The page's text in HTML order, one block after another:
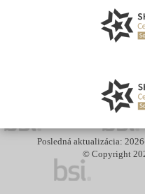
Posledná aktualizácia:
© Copyright